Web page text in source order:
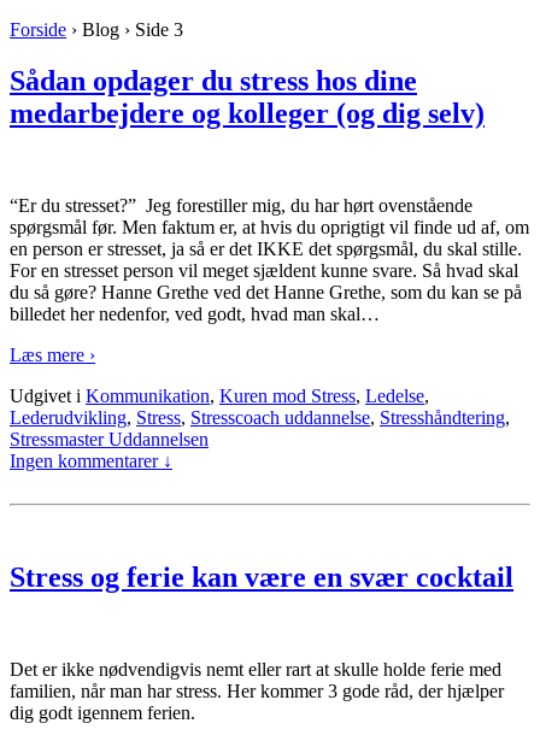
Forside › Blog › Side 3
Sådan opdager du stress hos dine
medarbejdere og kolleger (og dig selv)
“Er du stresset?” Jeg forestiller mig, du har hørt ovenstående
spørgsmål før. Men faktum er, at hvis du oprigtigt vil finde ud af, om
en person er stresset, ja så er det IKKE det spørgsmål, du skal stille.
For en stresset person vil meget sjældent kunne svare. Så hvad skal
du så gøre? Hanne Grethe ved det Hanne Grethe, som du kan se på
billedet her nedenfor, ved godt, hvad man skal…
Læs mere ›
Udgivet i Kommunikation, Kuren mod Stress, Ledelse,
Lederudvikling, Stress, Stresscoach uddannelse, Stresshåndtering,
Stressmaster Uddannelsen
Ingen kommentarer ↓
Stress og ferie kan være en svær cocktail
Det er ikke nødvendigvis nemt eller rart at skulle holde ferie med
familien, når man har stress. Her kommer 3 gode råd, der hjælper
dig godt igennem ferien.